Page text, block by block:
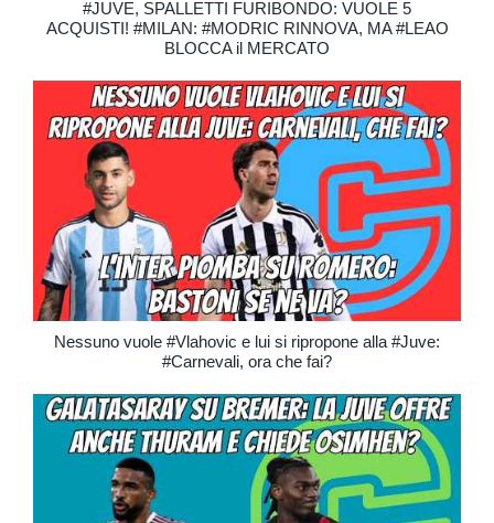
#JUVE, SPALLETTI FURIBONDO: VUOLE 5
ACQUISTI! #MILAN: #MODRIC RINNOVA, MA #LEAO
BLOCCA il MERCATO
Nessuno vuole #Vlahovic e lui si ripropone alla #Juve:
#Carnevali, ora che fai?